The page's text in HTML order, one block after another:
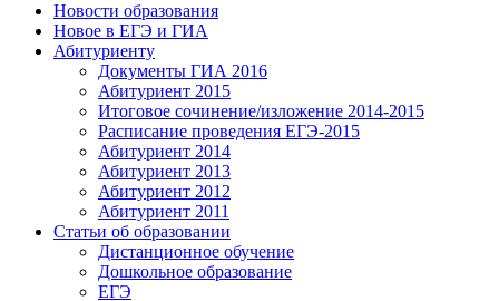
Новости образования
Новое в ЕГЭ и ГИА
Абитуриенту
Документы ГИА 2016
Абитуриент 2015
Итоговое сочинение/изложение 2014-2015
Расписание проведения ЕГЭ-2015
Абитуриент 2014
Абитуриент 2013
Абитуриент 2012
Абитуриент 2011
Статьи об образовании
Дистанционное обучение
Дошкольное образование
ЕГЭ